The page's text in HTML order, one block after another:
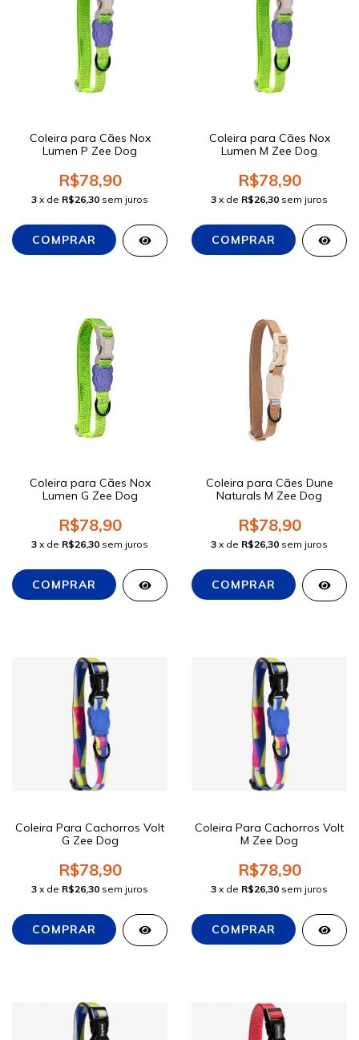
Coleira para Cães Nox
Lumen P Zee Dog
R$78,90
3 x de R$26,30 sem juros
Coleira para Cães Nox
Lumen M Zee Dog
R$78,90
3 x de R$26,30 sem juros
Coleira para Cães Nox
Lumen G Zee Dog
R$78,90
3 x de R$26,30 sem juros
Coleira para Cães Dune
Naturals M Zee Dog
R$78,90
3 x de R$26,30 sem juros
Coleira Para Cachorros Volt
G Zee Dog
R$78,90
3 x de R$26,30 sem juros
Coleira Para Cachorros Volt
M Zee Dog
R$78,90
3 x de R$26,30 sem juros